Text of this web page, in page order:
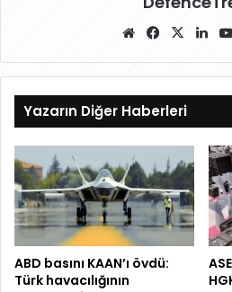
W
sit
esi
Fa
bo
ok
X
Lin
dIn
Yazarın Diğer Haberleri
ABD basını KAAN’ı övdü:
Türk havacılığının